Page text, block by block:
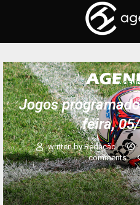
Jogos
feira,
written byRedação
comments